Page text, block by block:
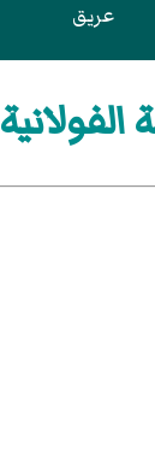
عريق
الفولانية